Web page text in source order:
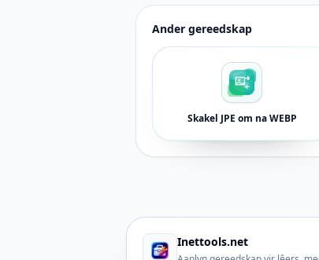
Ander gereedskap
Skakel JPE om na WEBP
Inettools.net